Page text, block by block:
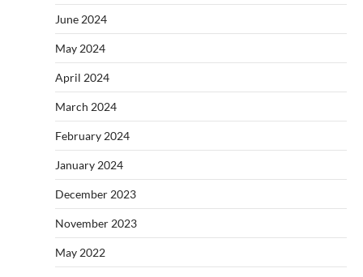
June 2024
May 2024
April 2024
March 2024
February 2024
January 2024
December 2023
November 2023
May 2022